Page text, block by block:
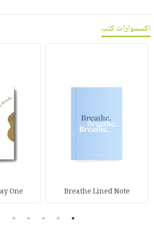
اكسسوارات كتب
Breathe Lined Note
One
1
2
3
4
5